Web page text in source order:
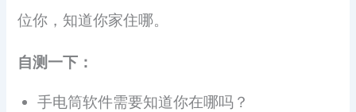
位你，知道你家住哪。
自测一下：
手电筒软件需要知道你在哪吗？